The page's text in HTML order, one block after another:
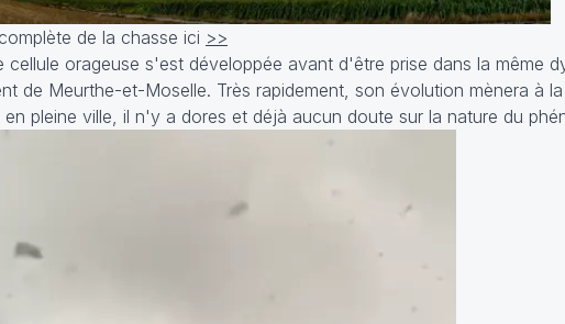
de la chasse ici >>
cellule orageuse s'est développée avant d'être prise dans la même
de Meurthe-et-Moselle. Très rapidement, son évolution mènera à
pleine ville, il n'y a dores et déjà aucun doute sur la nature du